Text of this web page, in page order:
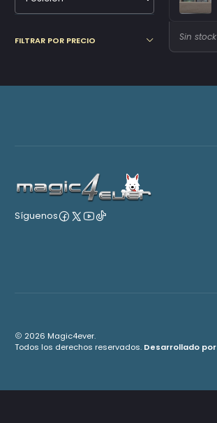
FILTRAR POR PRECIO Sin
Síguenos
2026 Magic4ever.
Todos los derechos reservados. Desarrollado